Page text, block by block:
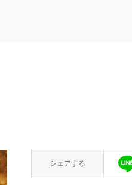
シェアする